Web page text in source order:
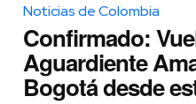
Noticias de Colombia
Confirmado:
Aguardiente
Bogotá desde